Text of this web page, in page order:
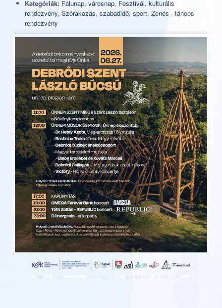
Kategóriák: Falunap, városnap, Fesztivál, kulturális
rendezvény, Szórakozás, szabadidő, sport, Zenés - táncos
rendezvény